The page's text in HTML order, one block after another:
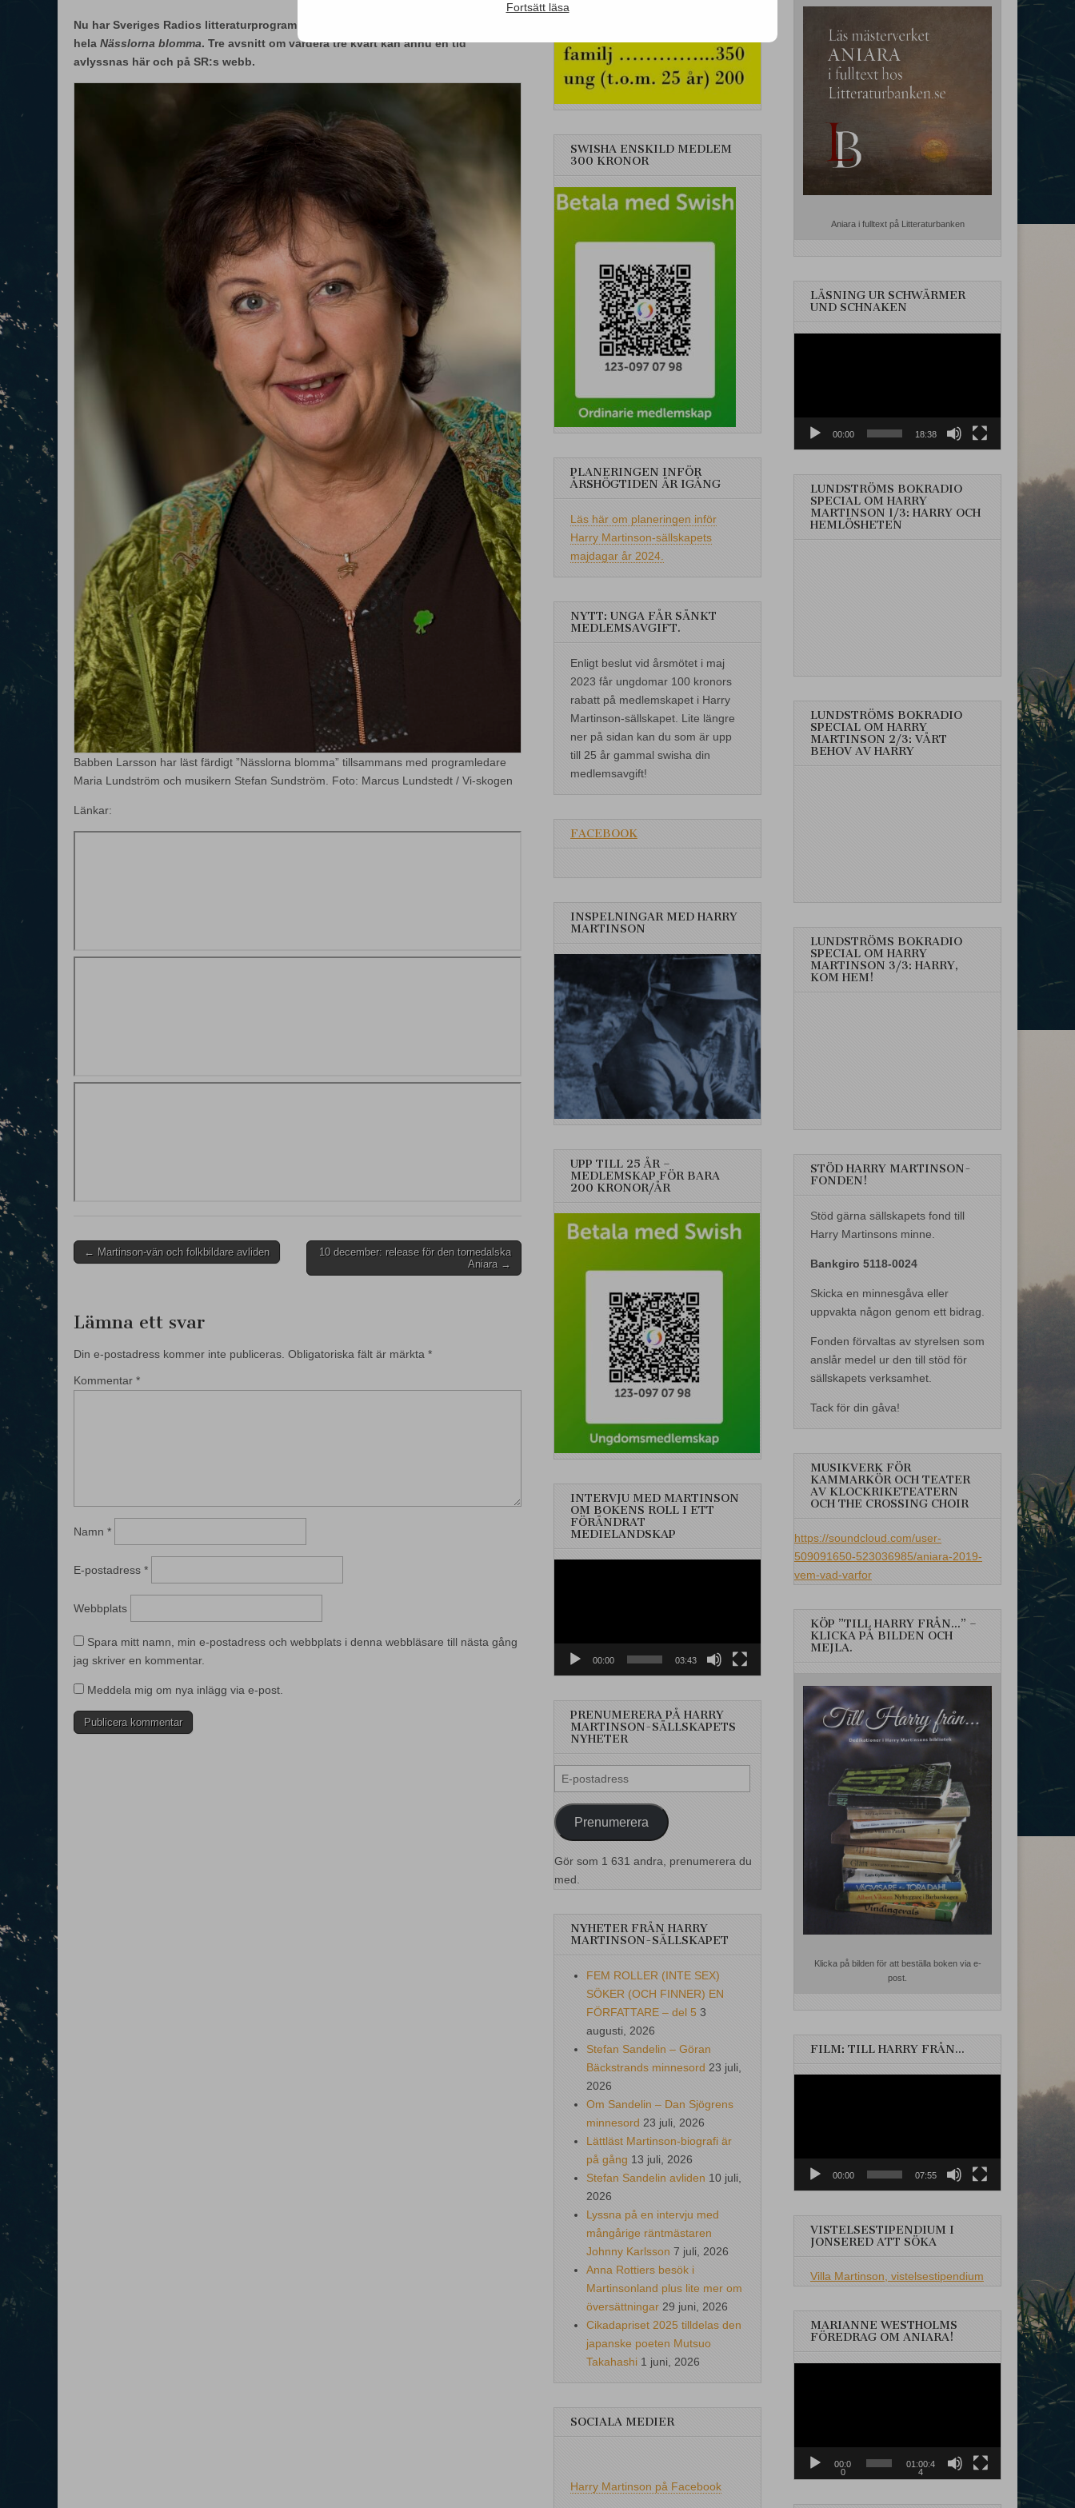
Nu har Sveriges Radios litteraturprogram ”Lundströms bokradio” gått igenom
hela Nässlorna blomma. Tre avsnitt om vardera tre kvart kan ännu en tid
avlyssnas här och på SR:s webb.
Babben Larsson har läst färdigt ”Nässlorna blomma” tillsammans med programledare
Maria Lundström och musikern Stefan Sundström. Foto: Marcus Lundstedt / Vi-skogen
Länkar:
Post← Martinson-vän och folkbildare avliden
10 december: release för den tornedalska
Aniara →
Lämna ett svar
Din e-postadress kommer inte publiceras. Obligatoriska fält är märkta *
Kommentar *
Namn *
E-postadress *
Webbplats
Spara mitt namn, min e-postadress och webbplats i denna webbläsare till nästa gång
jag skriver en kommentar.
Meddela mig om nya inlägg via e-post.
SWISHA ENSKILD MEDLEM
300 KRONOR
PLANERINGEN INFÖR
ÅRSHÖGTIDEN ÄR IGÅNG
Läs här om planeringen inför
Harry Martinson-sällskapets
majdagar år 2024.
NYTT: UNGA FÅR SÄNKT
MEDLEMSAVGIFT.
Enligt beslut vid årsmötet i maj
2023 får ungdomar 100 kronors
rabatt på medlemskapet i Harry
Martinson-sällskapet. Lite längre
ner på sidan kan du som är upp
till 25 år gammal swisha din
medlemsavgift!
FACEBOOK
INSPELNINGAR MED HARRY
MARTINSON
UPP TILL 25 ÅR –
MEDLEMSKAP FÖR BARA
200 KRONOR/ÅR
INTERVJU MED MARTINSON
OM BOKENS ROLL I ETT
FÖRÄNDRAT
MEDIELANDSKAP
00:00 03:43
PRENUMERERA PÅ HARRY
MARTINSON-SÄLLSKAPETS
NYHETER
E-
postadress
Prenumerera
Gör som 1 631 andra, prenumerera du
med.
NYHETER FRÅN HARRY
MARTINSON-SÄLLSKAPET
FEM ROLLER (INTE SEX)
SÖKER (OCH FINNER) EN
FÖRFATTARE – del 5 3
augusti, 2026
Stefan Sandelin – Göran
Bäckstrands minnesord 23 juli,
2026
Om Sandelin – Dan Sjögrens
minnesord 23 juli, 2026
Lättläst Martinson-biografi är
på gång 13 juli, 2026
Stefan Sandelin avliden 10 juli,
2026
Lyssna på en intervju med
mångårige räntmästaren
Johnny Karlsson 7 juli, 2026
Anna Rottiers besök i
Martinsonland plus lite mer om
översättningar 29 juni, 2026
Cikadapriset 2025 tilldelas den
japanske poeten Mutsuo
Takahashi 1 juni, 2026
SOCIALA MEDIER
Harry Martinson på Facebook
Aniara i fulltext på Litteraturbanken
LÄSNING UR SCHWÄRMER
UND SCHNAKEN
00:00 18:38
LUNDSTRÖMS BOKRADIO
SPECIAL OM HARRY
MARTINSON 1/3: HARRY OCH
HEMLÖSHETEN
LUNDSTRÖMS BOKRADIO
SPECIAL OM HARRY
MARTINSON 2/3: VÅRT
BEHOV AV HARRY
LUNDSTRÖMS BOKRADIO
SPECIAL OM HARRY
MARTINSON 3/3: HARRY,
KOM HEM!
STÖD HARRY MARTINSON-
FONDEN!
Stöd gärna sällskapets fond till
Harry Martinsons minne.
Bankgiro 5118-0024
Skicka en minnesgåva eller
uppvakta någon genom ett bidrag.
Fonden förvaltas av styrelsen som
anslår medel ur den till stöd för
sällskapets verksamhet.
Tack för din gåva!
MUSIKVERK FÖR
KAMMARKÖR OCH TEATER
AV KLOCKRIKETEATERN
OCH THE CROSSING CHOIR
https://soundcloud.com/user-
509091650-523036985/aniara-2019-
vem-vad-varfor
KÖP ”TILL HARRY FRÅN…” –
KLICKA PÅ BILDEN OCH
MEJLA.
Klicka på bilden för att beställa boken via e-
post.
FILM: TILL HARRY FRÅN…
00:00 07:55
VISTELSESTIPENDIUM I
JONSERED ATT SÖKA
Villa Martinson, vistelsestipendium
MARIANNE WESTHOLMS
FÖREDRAG OM ANIARA!
00:0
0
01:00:4
4
Fortsätt läsa